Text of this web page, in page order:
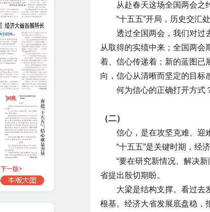
下一版>
从赴春天这场全国两会之约
“十五五”开局，历史交汇处
透过全国两会，我们对过去
从取得的实绩中来；全国两会
着、信心传递着；新的蓝图已
向，信心从清晰而坚定的目标
何为信心的正确打开方式？
（二）
信心，是在攻坚克难、迎难
“十五五”是关键时期，经济
“要在研究新情况、解决新
省提出殷切期盼。
大梁是结构支撑。看过去发
根基。经济大省发展底盘稳，